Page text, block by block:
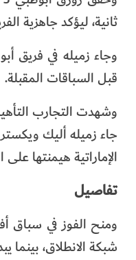
ثانية، ليؤكد جاهزية
قبل السباقات المقبلة.
وشهدت التجارب
جاء زميله أليك
الإماراتية هيمنتها على
تفاصيل
ومنح الفوز في سباق
شبكة الانطلاق، بينما